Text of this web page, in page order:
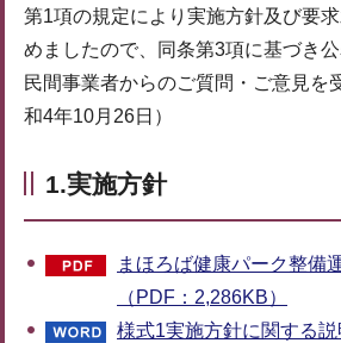
第1項の規定により実施方針及び要
めましたので、同条第3項に基づき公
民間事業者からのご質問・ご意見を
和4年10月26日）
1.実施方針
まほろば健康パーク整備
（PDF：2,286KB）
様式1実施方針に関する